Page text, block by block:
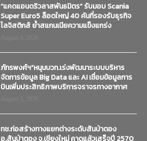
“แคดแอนดริวลาสพันธมิตร” รับมอบ Scania
Super Euro5 ล็อตใหญ่ 40 คันที่รองรับธุรกิจ
โลจิสติกส์ ย้ำสแกนเนียความแข็งแกร่ง
ภัทรพงศ์ฯ”หนุนบวท.เร่งพัฒนาระบบบริหาร
จัดการข้อมูล Big Data และ AI เชื่อมข้อมูลการ
บินเพิ่มประสิทธิภาพบริการจราจรทางอากาศ
ทช.ก่อสร้างทางแยกต่างระดับสันป่าตอง
อ.สันป่าตอง จ.เชียงใหม่ คาดแล้วเสร็จปี 2570